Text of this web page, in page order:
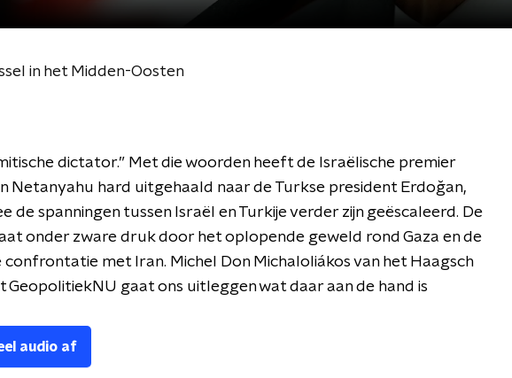
in het Midden-Oosten
dictator.” Met die woorden heeft de Israëlische premier
Netanyahu hard uitgehaald naar de Turkse president Erdoğan,
de spanningen tussen Israël en Turkije verder zijn geëscaleerd. De
onder zware druk door het oplopende geweld rond Gaza en de
confrontatie met Iran. Michel Don Michaloliákos van het Haagsch
GeopolitiekNU gaat ons uitleggen wat daar aan de hand is
audio af